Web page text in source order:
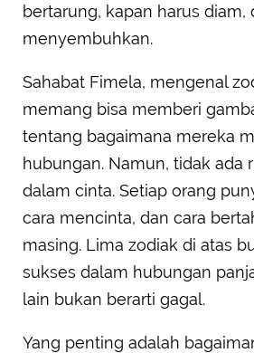
bertarung, kapan harus diam,
menyembuhkan.
Sahabat Fimela, mengenal
memang bisa memberi
tentang bagaimana mereka
hubungan. Namun, tidak ada
dalam cinta. Setiap orang
cara mencinta, dan cara
masing. Lima zodiak di atas
sukses dalam hubungan
lain bukan berarti gagal.
Yang penting adalah